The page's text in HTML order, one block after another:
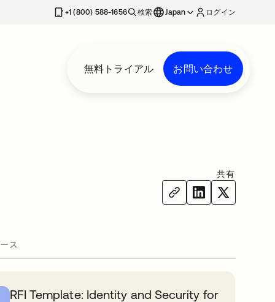
+1 (800) 588-1656 検索 Japan ログイン
無料トライアル お問い合わせ
共有
ス
RFI Template: Identity and Security for